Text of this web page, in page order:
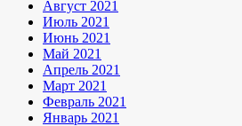
Август 2021
Июль 2021
Июнь 2021
Май 2021
Апрель 2021
Март 2021
Февраль 2021
Январь 2021